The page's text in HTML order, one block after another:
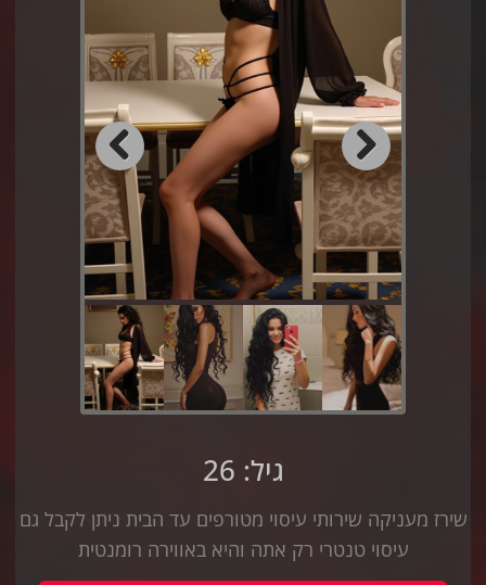
Previous Next
גיל: 26
שירז מעניקה שירותי עיסוי מטורפים עד הבית ניתן לקבל גם
עיסוי טנטרי רק אתה והיא באווירה רומנטית